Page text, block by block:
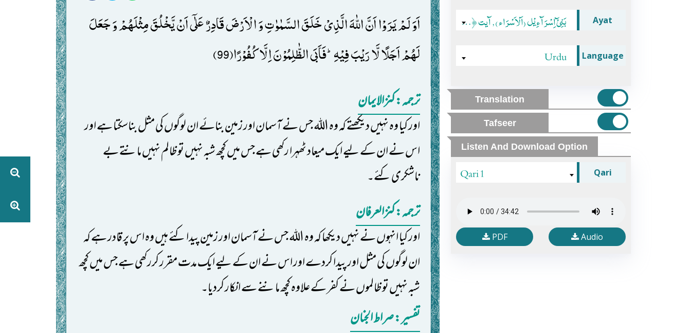
لَهُمْ اَجَلًا لَّا رَیْبَ فِیْهِؕ-فَاَبَى الظّٰلِمُوْنَ اِلَّا كُفُوْرًا(99)
ترجمہ: کنزالایمان
اور کیا وہ نہیں دیکھتے کہ وہ اللہ جس نے آسمان اور زمین بنائے ان لوگوں کی مثل بناسکتا ہے اور
اس نے ان کے لیے ایک میعاد ٹھہرا رکھی ہے جس میں کچھ شبہ نہیں تو ظالم نہیں مانتے بے
ناشکری کئے۔
ترجمہ: کنزالعرفان
اور کیا انہوں نے نہیں دیکھا کہ وہ اللہ جس نے آسمان اور زمین پیدا کئے ہیں وہ اس پر قادر ہے کہ
ان لوگوں کی مثل اور پیدا کردے اور اس نے ان کے لیے ایک مدت مقرر کررکھی ہے جس میں کچھ
شبہ نہیں تو ظالموں نے کفر کے علاوہ کچھ ماننے سے انکار کردیا۔
تفسیر: ‎صراط الجنان
بَنِیْٓ اِسْرَآءِیْل (اَلْاَسْرَاء), آیت ﴿99﴾ Ayat
Urdu Language
Translation
Tafseer
Listen And Download Option
Qari 1 Qari
PDF Audio